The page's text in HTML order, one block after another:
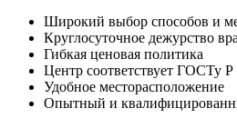
Широкий выбор способов и
Круглосуточное дежурство
Гибкая ценовая политика
Центр соответствует ГОСТу Р
Удобное месторасположение
Опытный и